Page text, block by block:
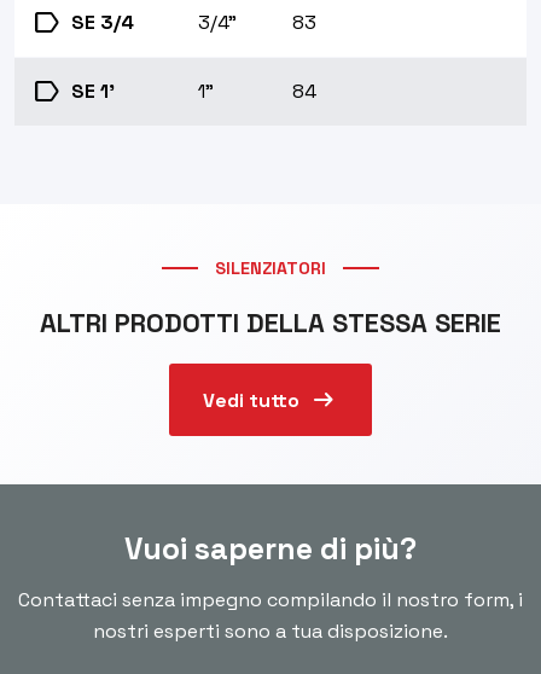
label SE 3/4 3/4" 83
label SE 1' 1" 84
SILENZIATORI
ALTRI PRODOTTI DELLA STESSA SERIE
Vedi tutto arrow_right_alt
Vuoi saperne di più?
Contattaci senza impegno compilando il nostro form, i
nostri esperti sono a tua disposizione.